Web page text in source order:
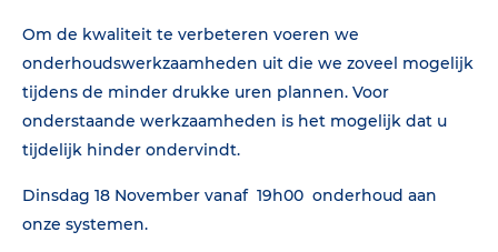
Om de kwaliteit te verbeteren voeren we
onderhoudswerkzaamheden uit die we zoveel mogelijk
tijdens de minder drukke uren plannen. Voor
onderstaande werkzaamheden is het mogelijk dat u
tijdelijk hinder ondervindt.
Dinsdag 18 November vanaf 19h00 onderhoud aan
onze systemen.